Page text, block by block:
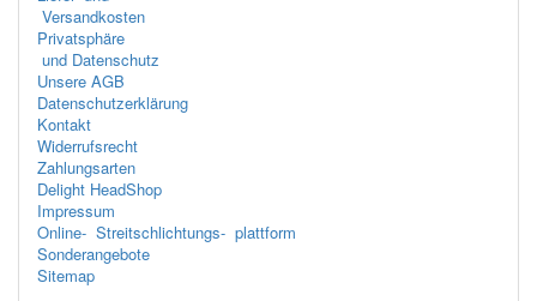
Versandkosten
Privatsphäre
und Datenschutz
Unsere AGB
Datenschutzerklärung
Kontakt
Widerrufsrecht
Zahlungsarten
Delight HeadShop
Impressum
Online- Streitschlichtungs- plattform
Sonderangebote
Sitemap